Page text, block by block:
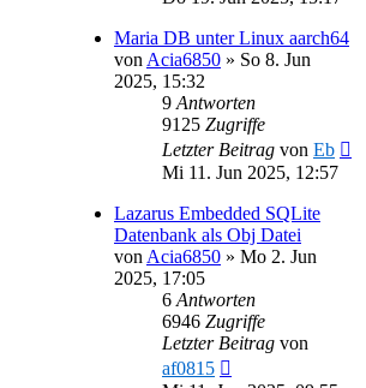
Maria DB unter Linux aarch64
von Acia6850 » So 8. Jun
2025, 15:32
9 Antworten
9125 Zugriffe
Letzter Beitrag von Eb
Mi 11. Jun 2025, 12:57
Lazarus Embedded SQLite
Datenbank als Obj Datei
von Acia6850 » Mo 2. Jun
2025, 17:05
6 Antworten
6946 Zugriffe
Letzter Beitrag von
af0815